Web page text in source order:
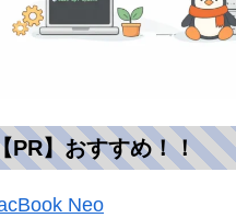
PR】おすすめ！！
Neo